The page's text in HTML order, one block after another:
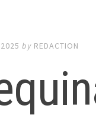
by REDACTION